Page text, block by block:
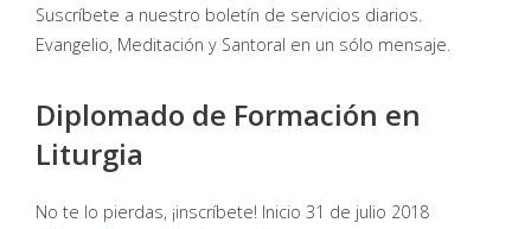
Suscríbete a nuestro boletín de servicios diarios.
Evangelio, Meditación y Santoral en un sólo mensaje.
Diplomado de Formación en
Liturgia
No te lo pierdas, ¡inscríbete! Inicio 31 de julio 2018